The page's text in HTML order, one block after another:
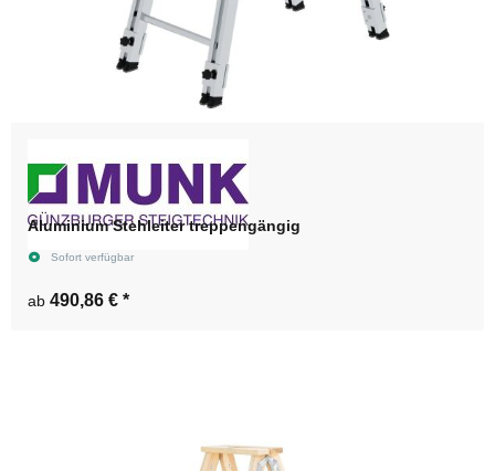
Aluminium Stehleiter treppengängig
Sofort verfügbar
ab 490,86 € *